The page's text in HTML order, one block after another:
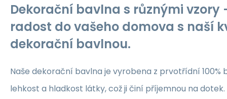
Dekorační bavlna s různými vzory
radost do vašeho domova s naší
dekorační bavlnou.
Naše dekorační bavlna je vyrobena z prvotřídní 100%
lehkost a hladkost látky, což ji činí příjemnou na